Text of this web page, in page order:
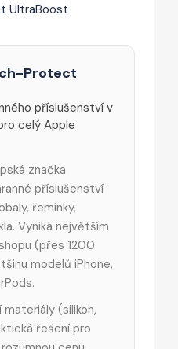
UltraBoost
Protect
příslušenství v
celý Apple
značka
příslušenství
řemínky,
Vyniká největším
(přes 1200
modelů iPhone,
materiály (silikon,
řešení pro